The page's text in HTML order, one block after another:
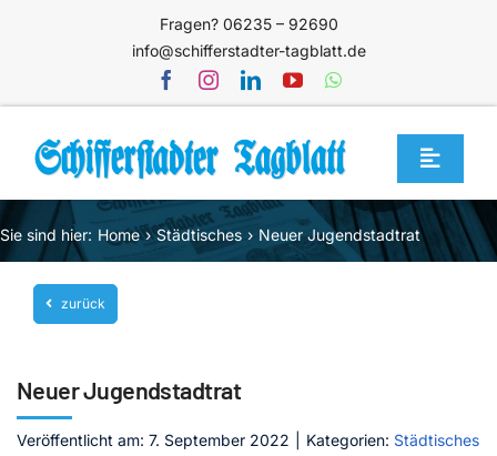
Fragen? 06235 – 92690
info@schifferstadter-tagblatt.de
Toggle
Home
Themen
Blog
Service
Mediathek
Sie sind hier: Home Städtisches Neuer Jugendstadtrat
zurück
Neuer Jugendstadtrat
Veröffentlicht am: 7. September 2022 Kategorien: Städtisches